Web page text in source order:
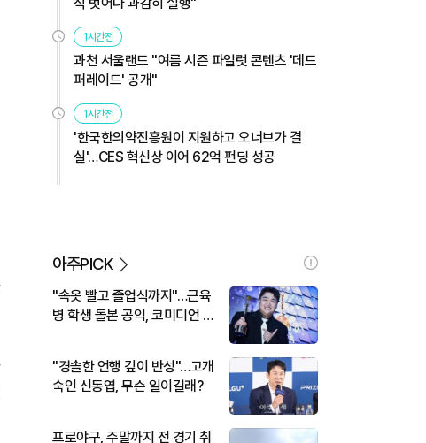
1시간전
과천 서울랜드 "여름 시즌 파일럿 콘텐츠 '데드
퍼레이드' 공개"
1시간전
'한국한의약진흥원이 지원하고 오너브가 결
실'…CES 혁신상 이어 62억 펀딩 성공
아주PICK
"속옷 빨고 졸업식까지"…근육
병 학생 돌본 공익, 코미디언 김
"경솔한 언행 깊이 반성"…고개
숙인 신동엽, 무슨 일이길래?
프로야구, 주말까지 전 경기 취